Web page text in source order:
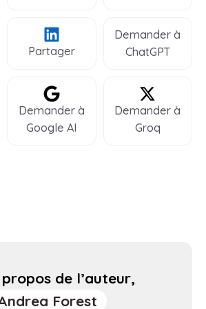
Partager
Demander à
ChatGPT
Demander à
Google AI
Demander à
Groq
de l’auteur,
Forest